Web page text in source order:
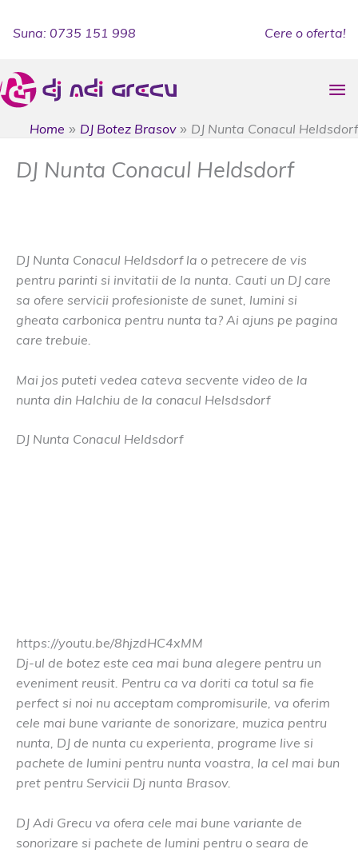
Suna: 0735 151 998 Cere o oferta!
Home DJ Botez Brasov DJ Nunta Conacul Heldsdorf
DJ Nunta Conacul Heldsdorf
DJ Nunta Conacul Heldsdorf la o petrecere de vis
pentru parinti si invitatii de la nunta. Cauti un DJ care
sa ofere servicii profesioniste de sunet, lumini si
gheata carbonica pentru nunta ta? Ai ajuns pe pagina
care trebuie.
Mai jos puteti vedea cateva secvente video de la
nunta din Halchiu de la conacul Helsdsdorf
DJ Nunta Conacul Heldsdorf
https://youtu.be/8hjzdHC4xMM
Dj-ul de botez este cea mai buna alegere pentru un
eveniment reusit. Pentru ca va doriti ca totul sa fie
perfect si noi nu acceptam compromisurile, va oferim
cele mai bune variante de sonorizare, muzica pentru
nunta, DJ de nunta cu experienta, programe live si
pachete de lumini pentru nunta voastra, la cel mai bun
pret pentru Servicii Dj nunta Brasov.
DJ Adi Grecu va ofera cele mai bune variante de
sonorizare si pachete de lumini pentru o seara de